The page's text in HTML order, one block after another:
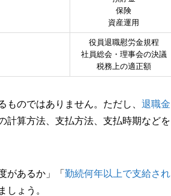
保険
資産運用
役員退職慰労金規程
社員総会・理事会の決議
税務上の適正額
のではありません。ただし、 退職金
計算方法、支払方法、支払時期などを
があるか」「 勤続何年以上で支給され
しょう。